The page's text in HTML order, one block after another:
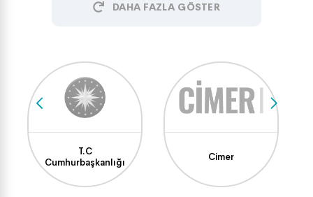
DAHA FAZLA GÖSTER
T.C
Cumhurbaşkanlığı
Cimer